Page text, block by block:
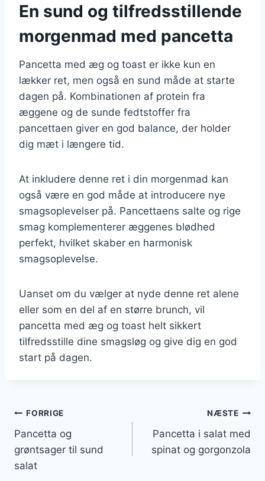
En sund og tilfredsstillende
morgenmad med pancetta
Pancetta med æg og toast er ikke kun en
lækker ret, men også en sund måde at starte
dagen på. Kombinationen af protein fra
æggene og de sunde fedtstoffer fra
pancettaen giver en god balance, der holder
dig mæt i længere tid.
At inkludere denne ret i din morgenmad kan
også være en god måde at introducere nye
smagsoplevelser på. Pancettaens salte og rige
smag komplementerer æggenes blødhed
perfekt, hvilket skaber en harmonisk
smagsoplevelse.
Uanset om du vælger at nyde denne ret alene
eller som en del af en større brunch, vil
pancetta med æg og toast helt sikkert
tilfredsstille dine smagsløg og give dig en god
start på dagen.
Indlægsnavigation
FORRIGE
Pancetta og
grøntsager til sund
salat
NÆSTE
Pancetta i salat med
spinat og gorgonzola